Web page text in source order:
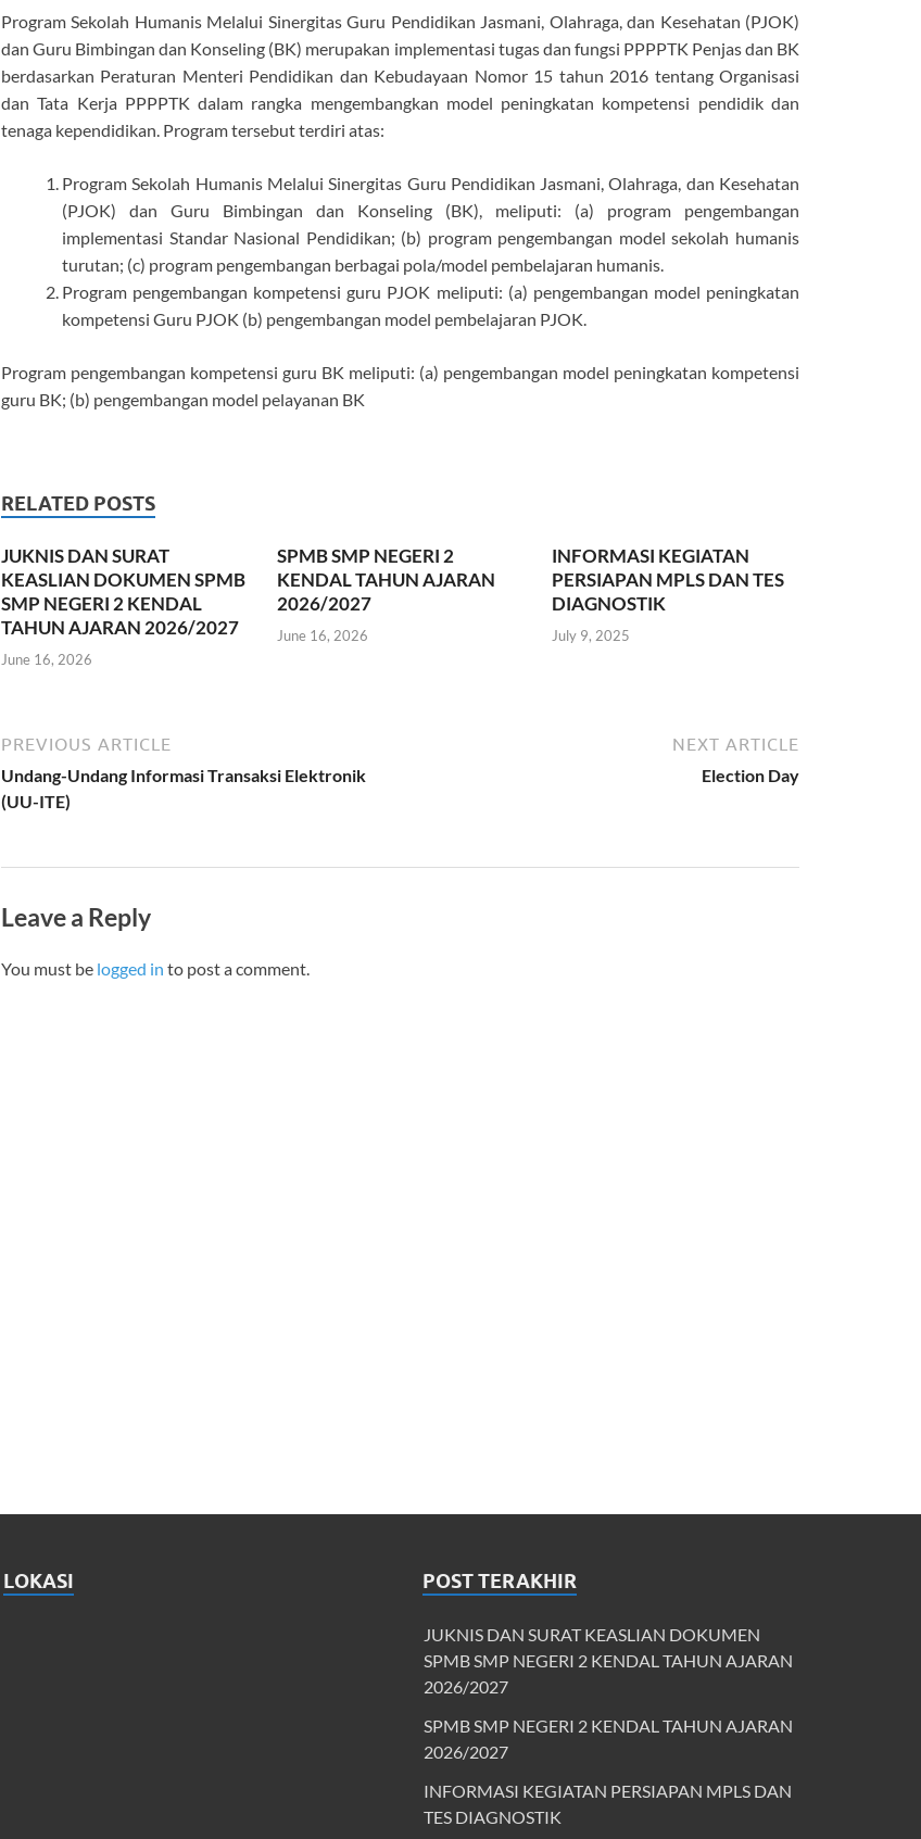
Program Sekolah Humanis Melalui Sinergitas Guru Pendidikan Jasmani, Olahraga, dan Kesehatan (PJOK)
dan Guru Bimbingan dan Konseling (BK) merupakan implementasi tugas dan fungsi PPPPTK Penjas dan BK
berdasarkan Peraturan Menteri Pendidikan dan Kebudayaan Nomor 15 tahun 2016 tentang Organisasi
dan Tata Kerja PPPPTK dalam rangka mengembangkan model peningkatan kompetensi pendidik dan
tenaga kependidikan. Program tersebut terdiri atas:
Program Sekolah Humanis Melalui Sinergitas Guru Pendidikan Jasmani, Olahraga, dan Kesehatan
(PJOK) dan Guru Bimbingan dan Konseling (BK), meliputi: (a) program pengembangan
implementasi Standar Nasional Pendidikan; (b) program pengembangan model sekolah humanis
turutan; (c) program pengembangan berbagai pola/model pembelajaran humanis.
Program pengembangan kompetensi guru PJOK meliputi: (a) pengembangan model peningkatan
kompetensi Guru PJOK (b) pengembangan model pembelajaran PJOK.
Program pengembangan kompetensi guru BK meliputi: (a) pengembangan model peningkatan kompetensi
guru BK; (b) pengembangan model pelayanan BK
RELATED POSTS
JUKNIS DAN SURAT
KEASLIAN DOKUMEN SPMB
SMP NEGERI 2 KENDAL
TAHUN AJARAN 2026/2027
June 16, 2026
SPMB SMP NEGERI 2
KENDAL TAHUN AJARAN
2026/2027
June 16, 2026
INFORMASI KEGIATAN
PERSIAPAN MPLS DAN TES
DIAGNOSTIK
July 9, 2025
PREVIOUS ARTICLE
Undang-Undang Informasi Transaksi Elektronik
(UU-ITE)
NEXT ARTICLE
Election Day
Leave a Reply
You must be logged in to post a comment.
LOKASI POST TERAKHIR
JUKNIS DAN SURAT KEASLIAN DOKUMEN
SPMB SMP NEGERI 2 KENDAL TAHUN AJARAN
2026/2027
SPMB SMP NEGERI 2 KENDAL TAHUN AJARAN
2026/2027
INFORMASI KEGIATAN PERSIAPAN MPLS DAN
TES DIAGNOSTIK